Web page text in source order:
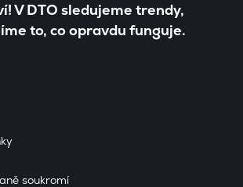
V DTO sledujeme trendy,
to, co opravdu funguje.
soukromí